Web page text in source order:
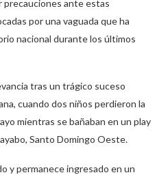
precauciones ante estas
por una vaguada que ha
nacional durante los últimos
tras un trágico suceso
cuando dos niños perdieron la
mientras se bañaban en un play
Santo Domingo Oeste.
y permanece ingresado en un